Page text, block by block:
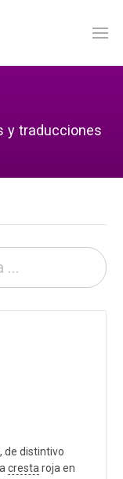
y traducciones
, de distintivo
cresta roja en